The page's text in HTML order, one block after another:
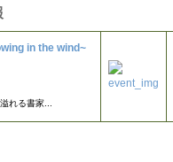
in the wind~
れる書家...